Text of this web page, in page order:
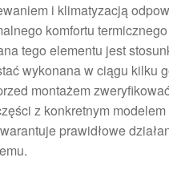
i klimatyzacją
komfortu
tego elementu jest
wykonana w ciągu kilku
montażem
z konkretnym modelem
prawidłowe